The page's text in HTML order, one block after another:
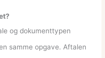
og dokumenttypen
samme opgave. Aftalen